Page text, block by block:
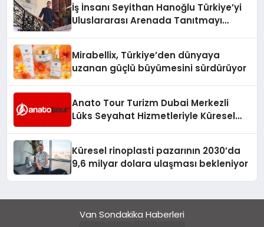
İş İnsanı Seyithan Hanoğlu Türkiye’yi
Uluslararası Arenada Tanıtmayı
Mirabellix, Türkiye’den dünyaya
uzanan güçlü büyümesini sürdürüyor
Anato Tour Turizm Dubai Merkezli
Lüks Seyahat Hizmetleriyle Küresel
Küresel rinoplasti pazarının 2030’da
9,6 milyar dolara ulaşması bekleniyor
Van Sondakika Haberleri